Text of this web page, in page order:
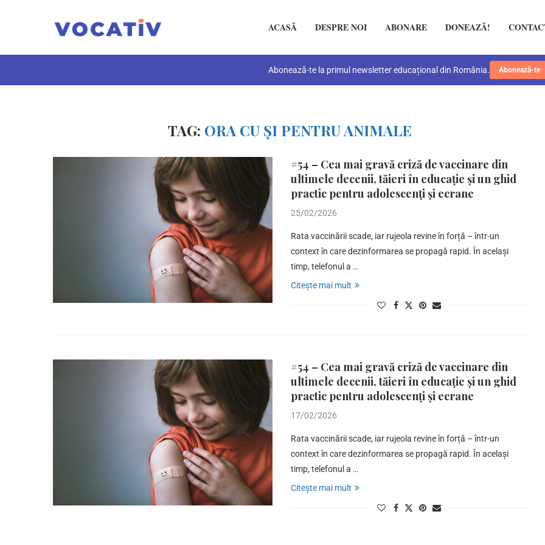
ACASĂ DESPRE NOI ABONARE DONEAZĂ!
Abonează-te la primul newsletter educațional din România. Abonează-te
TAG: ORA CU ȘI PENTRU ANIMALE
#54 – Cea mai gravă criză de vaccinare din
ultimele decenii, tăieri în educație și un ghid
practic pentru adolescenți și ecrane
25/02/2026
Rata vaccinării scade, iar rujeola revine în forță – într-un
context în care dezinformarea se propagă rapid. În același
timp, telefonul a …
Citește mai mult
#54 – Cea mai gravă criză de vaccinare din
ultimele decenii, tăieri în educație și un ghid
practic pentru adolescenți și ecrane
17/02/2026
Rata vaccinării scade, iar rujeola revine în forță – într-un
context în care dezinformarea se propagă rapid. În același
timp, telefonul a …
Citește mai mult